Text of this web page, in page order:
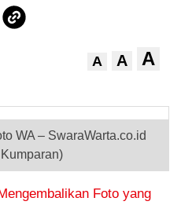
A A A
WA – SwaraWarta.co.id
Foto yang